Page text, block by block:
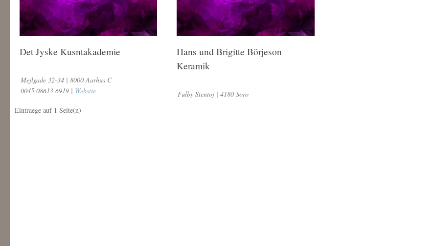
Det Jyske Kusntakademie
Mejlgade 32-34 | 8000 Aarhus C
0045 08613 6919 | Website
Hans und Brigitte Börjeson
Keramik
Fulby Stentoj | 4180 Soro
Eintraege auf 1 Seite(n)